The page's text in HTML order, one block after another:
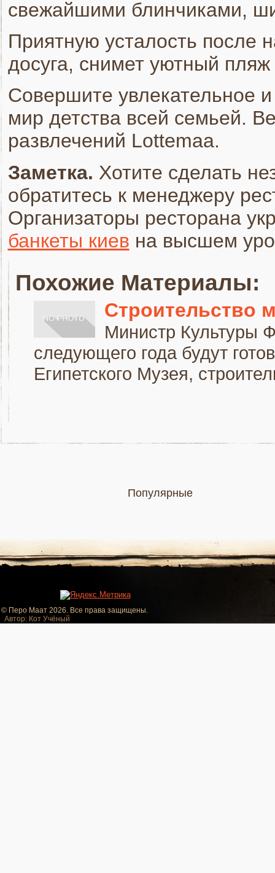
свежайшими блинчиками,
Приятную усталость после
досуга, снимет уютный
Совершите увлекательное
мир детства всей семьей.
развлечений Lottemaa.
Заметка. Хотите сделать
обратитесь к менеджеру
Организаторы ресторана
банкеты киев на высшем
Похожие Материалы:
Строительство
Министр Культуры
следующего года будут
Египетского Музея,
Популярные
© Перо Маат 2026. Все права защищены.
Автор: Кот Учёный